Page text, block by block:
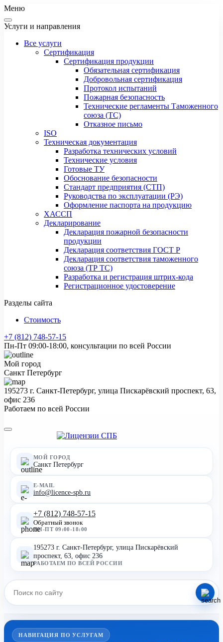
Меню
Услуги и направления
Все услуги
Сертификация
Сертификация продукции
Обязательная сертификация
Добровольная сертификация
Протокол испытаний
Пожарная безопасность
Технические регламенты Таможенного
союза (ТС)
Отказное письмо
ISO
Техническая документация
Разработка технических условий
Технические условия
Готовые ТУ
Обоснование безопасности
Стандарт предприятия (СТП)
Руководства по эксплуатации (РЭ)
Оформление паспорта на продукцию
ХАССП
Декларирование
Декларация пожарной безопасности
продукции
Декларация соответствия ГОСТ Р
Декларация соответствия таможенного
союза (ТР ТС)
Разработка и регистрация штрих-кода
Регистрационное удостоверение
Разделы сайта
Стоимость
+7 (812) 748-57-15
Пн-Пт 09:00-18:00, консультации по всей России
Мой город
Санкт Петербург
195273 г. Санкт-Петербург, улица Пискарёвский проспект, 63,
офис 236
Работаем по всей России
МОЙ ГОРОД
Санкт Петербург
E-MAIL
info@licence-spb.ru
+7 (812) 748-57-15
Обратный звонок
ПН-ПТ 09:00-18:00
195273 г. Санкт-Петербург, улица Пискарёвский
проспект, 63, офис 236
РАБОТАЕМ ПО ВСЕЙ РОССИИ
НАВИГАЦИЯ ПО УСЛУГАМ